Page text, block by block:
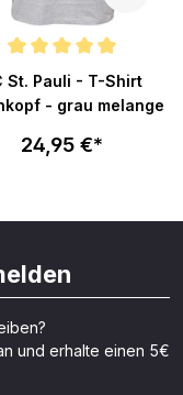
Bewertung
St. Pauli - T-Shirt
- grau melange
24,95 €*
und erhalte einen 5€